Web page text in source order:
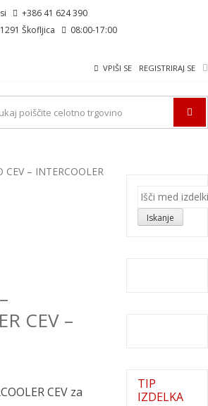
+386 41 624 390
Škofljica
08:00-17:00
VPIŠI SE REGISTRIRAJ SE
– turbo cevi
CEV – INTERCOOLER
CEV –
CEV za
Išči:
Iskanje
TIP
IZDELKA